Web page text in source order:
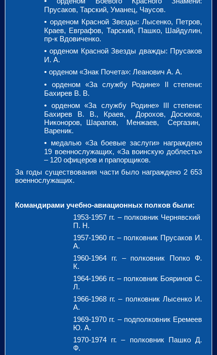
Прусаков, Тарский, Уманец, Чаусов.
• орденом Красной Звезды: Лысенко, Петров,
Краев, Евграфов, Тарский, Пашко, Шайдулин,
пр-к Вдовиченко.
•орденом Красной Звезды дважды: Прусаков
И. А.
• орденом «Знак Почета»: Леанович А. А.
• орденом «За службу Родине» II степени:
Бахирев В. В.
•орденом «За службу Родине» III степени:
Бахирев В. В., Краев, Дорохов, Досюков,
Никоноров, Шарапов, Менжаев, Сергазин,
Вареник.
• медалью «За боевые заслуги» награждено
19 военнослужащих, «За воинскую доблесть»
– 120 офицеров и прапорщиков.
За годы существования части было награждено 2 653
военнослужащих.
Командирами учебно-авиационных полков были:
1953-1957 гг. – полковник Чернявский
П. Н.
1957-1960 гг. – полковник Прусаков И.
А.
1960-1964 гг. – полковник Попко Ф.
К.
1964-1966 гг. – полковник Бояринов С.
Л.
1966-1968 гг. – полковник Лысенко И.
А.
1969-1970 гг. – подполковник Еремеев
Ю. А.
1970-1974 гг. – полковник Пашко Д.
Ф.